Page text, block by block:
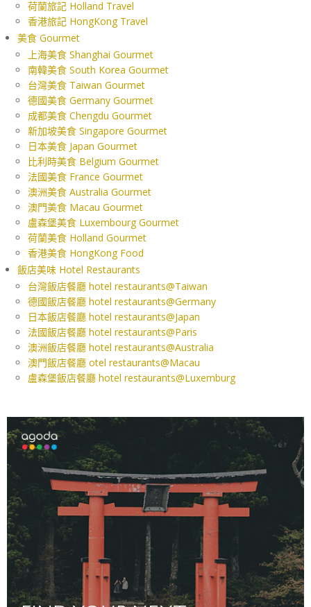
荷蘭旅記 Holland Travel
香港旅記 HongKong Travel
美食 Gourmet
上海美食 Shanghai Gourmet
南韓美食 South Korea Gourmet
台灣美食 Taiwan Gourmet
德國美食 Germany Gourmet
成都美食 Chengdu Gourmet
新加坡美食 Singapore Gourmet
日本美食 Japan Gourmet
比利時美食 Belgium Gourmet
法國美食 France Gourmet
澳洲美食 Australia Gourmet
澳門美食 Macau Gourmet
盧森堡美食 Luxembourg Gourmet
荷蘭美食 Holland Gourmet
香港美食 HongKong Food
飯店美味 Hotel Restaurants
台灣飯店餐廳 hotel restaurants@Taiwan
德國飯店餐廳 hotel restaurants@Germany
日本飯店餐廳 hotel restaurants@Japan
法國飯店餐廳 hotel restaurants@Paris
澳洲飯店餐廳 hotel restaurants@Australia
澳門飯店餐廳 otel restaurants@Macau
盧森堡飯店餐廳 hotel restaurants@Luxemburg